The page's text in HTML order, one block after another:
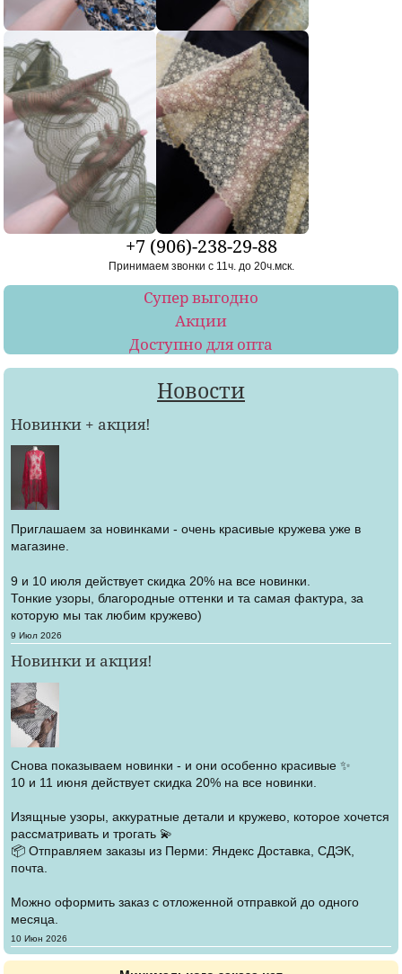
+7 (906)-238-29-88
Принимаем звонки с 11ч. до 20ч.мск.
Супер выгодно
Акции
Доступно для опта
Новости
Новинки + акция!
Приглашаем за новинками - очень красивые кружева уже в
магазине.
9 и 10 июля действует скидка 20% на все новинки.
Тонкие узоры, благородные оттенки и та самая фактура, за
которую мы так любим кружево)
Создано
9 Июл 2026
Новинки и акция!
Снова показываем новинки - и они особенно красивые ✨
10 и 11 июня действует скидка 20% на все новинки.
Изящные узоры, аккуратные детали и кружево, которое хочется
рассматривать и трогать 💫
📦 Отправляем заказы из Перми: Яндекс Доставка, СДЭК,
почта.
Можно оформить заказ с отложенной отправкой до одного
месяца.
Создано
10 Июн 2026